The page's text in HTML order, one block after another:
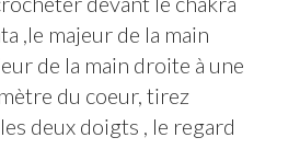
,le majeur de la main
de la main droite à une
du coeur, tirez
deux doigts , le regard